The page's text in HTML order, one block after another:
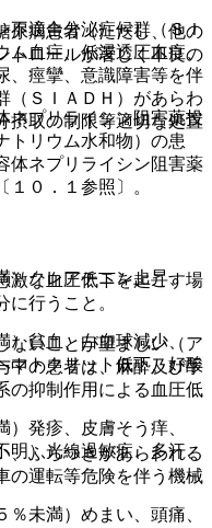
病患者（ただし、他の
トロールが著しく不良の
プリライシン阻害薬投
トリウム水和物）の患
体ネプリライシン阻害薬
０．１参照〕。
な血圧低下を起こす場
行うこと。
いことが望ましい（ア
中の患者は、麻酔及び手
の抑制作用による血圧低
ふらつきがあらわれる
の運転等危険を伴う機械
適合分泌症候群（ＳＩ
ム血症、低浸透圧血症、
、痙攣、意識障害等を伴
（ＳＩＡＤＨ）があらわ
摂取の制限等適切な処置
クレアチニン上昇、
貧血、白血球減少、
マトクリット低下、好酸
発疹、皮膚そう痒、
明）光線過敏症、多汗、
未満）めまい、頭痛、